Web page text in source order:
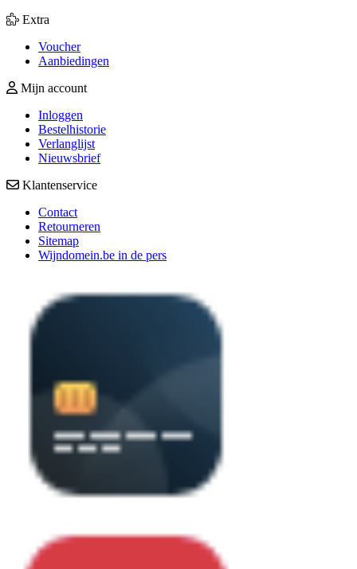
Extra
Voucher
Aanbiedingen
Mijn account
Inloggen
Bestelhistorie
Verlanglijst
Nieuwsbrief
Klantenservice
Contact
Retourneren
Sitemap
Wijndomein.be in de pers